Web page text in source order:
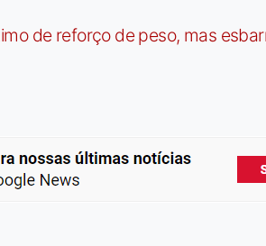
de reforço de peso, mas